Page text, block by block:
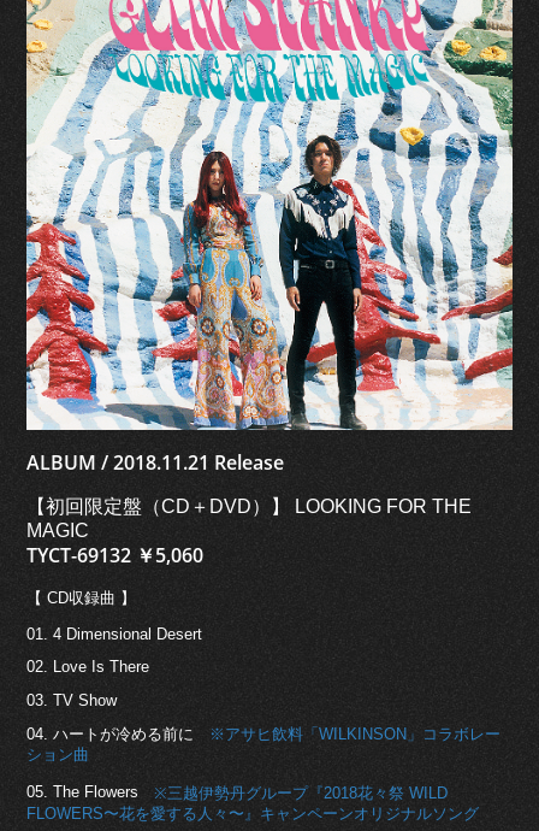
ALBUM / 2018.11.21 Release
【初回限定盤（CD＋DVD）】 LOOKING FOR THE
MAGIC
TYCT-69132 ￥5,060
【 CD収録曲 】
01. 4 Dimensional Desert
02. Love Is There
03. TV Show
04. ハートが冷める前に
※アサヒ飲料「WILKINSON」コラボレー
ション曲
05. The Flowers※三越伊勢丹グループ『2018花々祭 WILD
FLOWERS〜花を愛する人々〜』キャンペーンオリジナルソング